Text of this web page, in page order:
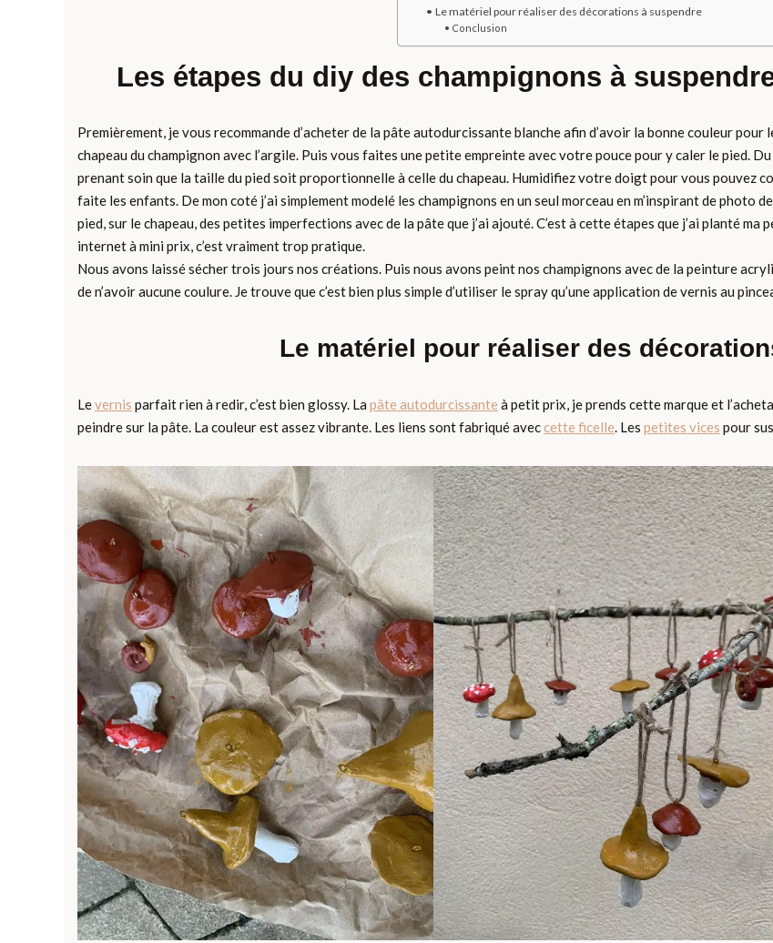
Le matériel pour réaliser des décorations à suspendre
Conclusion
Les étapes du diy des champignons à
Premièrement, je vous recommande d’acheter de la pâte autodurcissante blanche afin d’avoir la bonne couleur
chapeau du champignon avec l’argile. Puis vous faites une petite empreinte avec votre pouce pour y caler le pied.
prenant soin que la taille du pied soit proportionnelle à celle du chapeau. Humidifiez votre doigt pour vous pouvez
faite les enfants. De mon coté j’ai simplement modelé les champignons en un seul morceau en m’inspirant de photo
pied, sur le chapeau, des petites imperfections avec de la pâte que j’ai ajouté. C’est à cette étapes que j’ai planté
internet à mini prix, c’est vraiment trop pratique.
Nous avons laissé sécher trois jours nos créations. Puis nous avons peint nos champignons avec de la peinture
de n’avoir aucune coulure. Je trouve que c’est bien plus simple d’utiliser le spray qu’une application de vernis au
Le matériel pour réaliser des
Levernis parfait rien à redir, c’est bien glossy. La pâte autodurcissante à petit prix, je prends cette marque et
peindre sur la pâte. La couleur est assez vibrante. Les liens sont fabriqué aveccette ficelle . Les petites vices pour